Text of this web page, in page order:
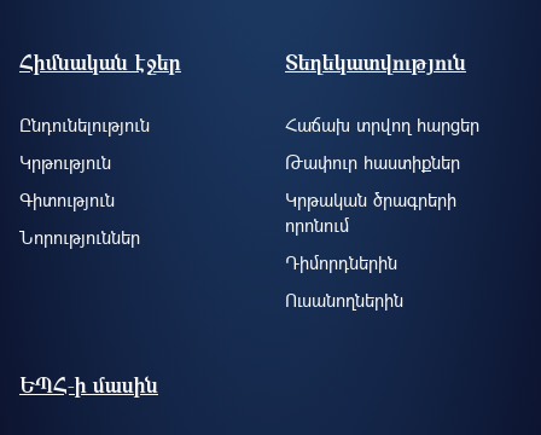
Footer site information
Հիմնական էջեր
Ընդունելություն
Կրթություն
Գիտություն
Նորություններ
Տեղեկատվություն
Հաճախ տրվող հարցեր
Թափուր հաստիքներ
Կրթական ծրագրերի
որոնում
Դիմորդներին
Ուսանողներին
ԵՊՀ-ի մասին